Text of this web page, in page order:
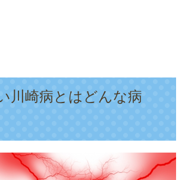
川崎病とはどんな病